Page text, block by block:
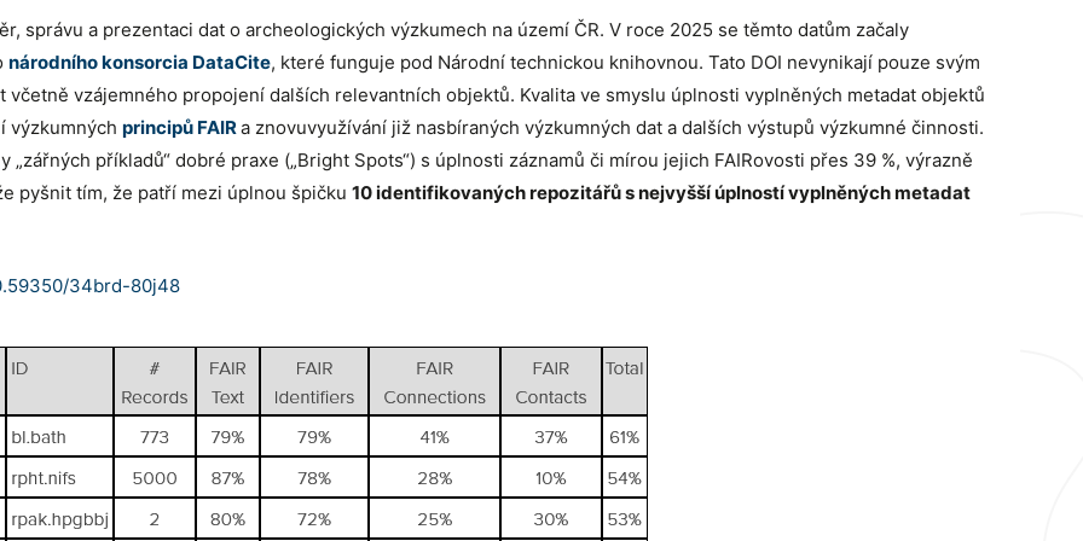
správu a prezentaci dat o archeologických výzkumech na území ČR. V roce 2025 se těmto datům začaly
národního konsorcia DataCite, které funguje pod Národní technickou knihovnou. Tato DOI nevynikají pouze svým
vzájemného propojení dalších relevantních objektů. Kvalita ve smyslu úplnosti vyplněných metadat objektů
výzkumných principů FAIRa znovuvyužívání již nasbíraných výzkumných dat a dalších výstupů výzkumné činnosti.
příkladů“ dobré praxe („Bright Spots“) s úplnosti záznamů či mírou jejich FAIRovosti přes 39 %, výrazně
pyšnit tím, že patří mezi úplnou špičku 10 identifikovaných repozitářů s nejvyšší úplností vyplněných metadat
34brd-80j48